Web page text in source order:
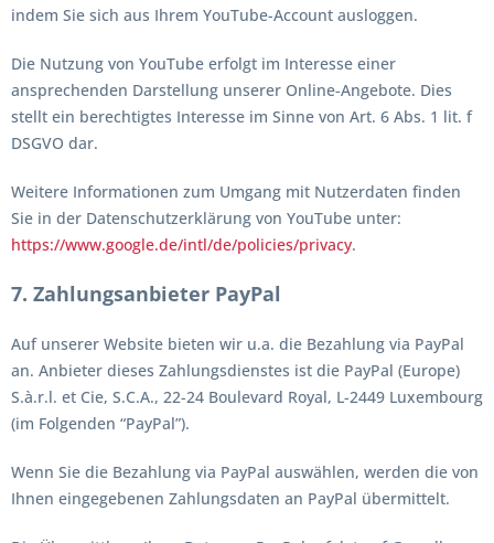
indem Sie sich aus Ihrem YouTube-Account ausloggen.
Die Nutzung von YouTube erfolgt im Interesse einer
ansprechenden Darstellung unserer Online-Angebote. Dies
stellt ein berechtigtes Interesse im Sinne von Art. 6 Abs. 1 lit. f
DSGVO dar.
Weitere Informationen zum Umgang mit Nutzerdaten finden
Sie in der Datenschutzerklärung von YouTube unter:
https://www.google.de/intl/de/policies/privacy.
7. Zahlungsanbieter PayPal
Auf unserer Website bieten wir u.a. die Bezahlung via PayPal
an. Anbieter dieses Zahlungsdienstes ist die PayPal (Europe)
S.à.r.l. et Cie, S.C.A., 22-24 Boulevard Royal, L-2449 Luxembourg
(im Folgenden “PayPal”).
Wenn Sie die Bezahlung via PayPal auswählen, werden die von
Ihnen eingegebenen Zahlungsdaten an PayPal übermittelt.